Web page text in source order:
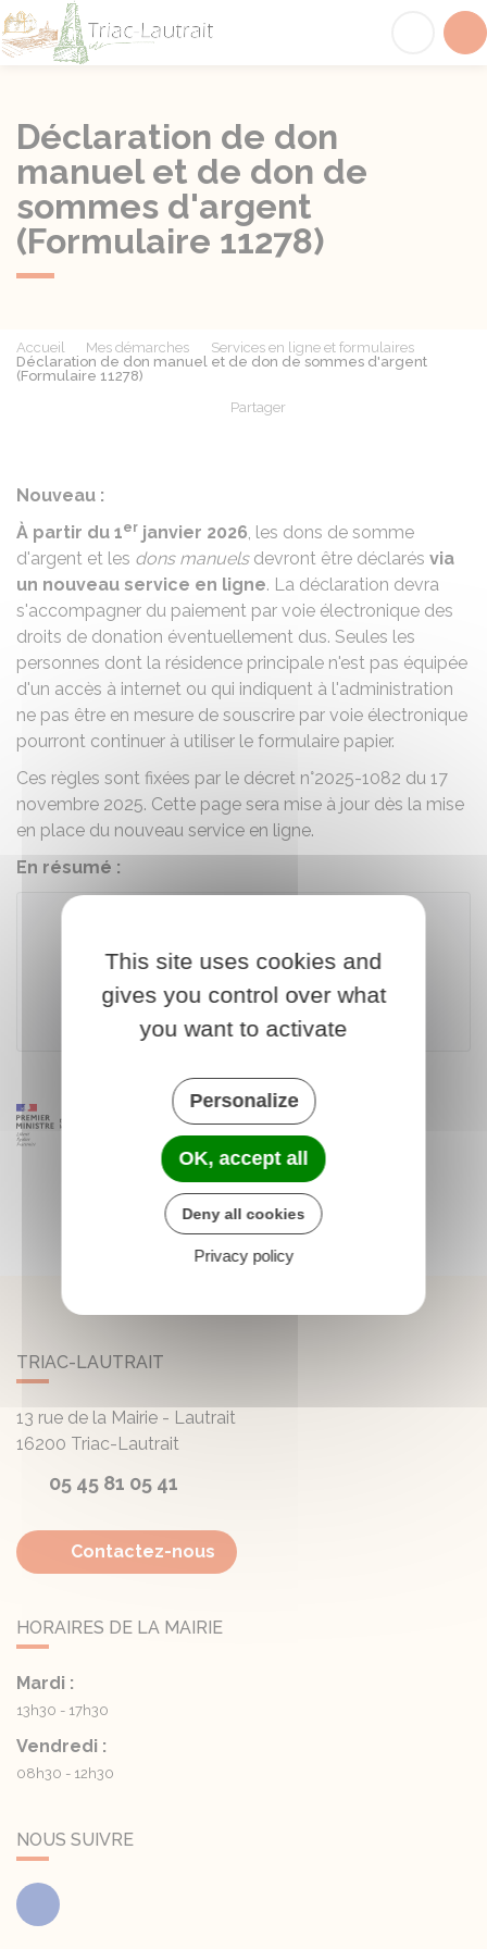
Déclaration de don
manuel et de don de
sommes d'argent
(Formulaire 11278)
Accueil Mes démarches
Services en ligne et formulaires
Déclaration de don manuel et de don de sommes d'argent
(Formulaire 11278)
Partager
Nouveau :
À partir du 1er janvier 2026, les dons de somme
d'argent et les dons manuelsdevront être déclarés via
un nouveau service en ligne. La déclaration devra
s'accompagner du paiement par voie électronique des
droits de donation éventuellement dus. Seules les
personnes dont la résidence principale n'est pas équipée
d'un accès à internet ou qui indiquent à l'administration
ne pas être en mesure de souscrire par voie électronique
pourront continuer à utiliser le formulaire papier.
Ces règles sont fixées par le décret n°2025-1082 du 17
novembre 2025. Cette page sera mise à jour dès la mise
en place du nouveau service en ligne.
En résumé :
Télécharger le formulaire
TRIAC-LAUTRAIT
13 rue de la Mairie - Lautrait
16200 Triac-Lautrait
05 45 81 05 41
Contactez-nous
HORAIRES DE LA MAIRIE
Mardi :
13h30 - 17h30
Vendredi :
08h30 - 12h30
NOUS SUIVRE
Facebook
This site uses cookies and
gives you control over what
you want to activate
Personalize
OK, accept all
Deny all cookies
Privacy policy